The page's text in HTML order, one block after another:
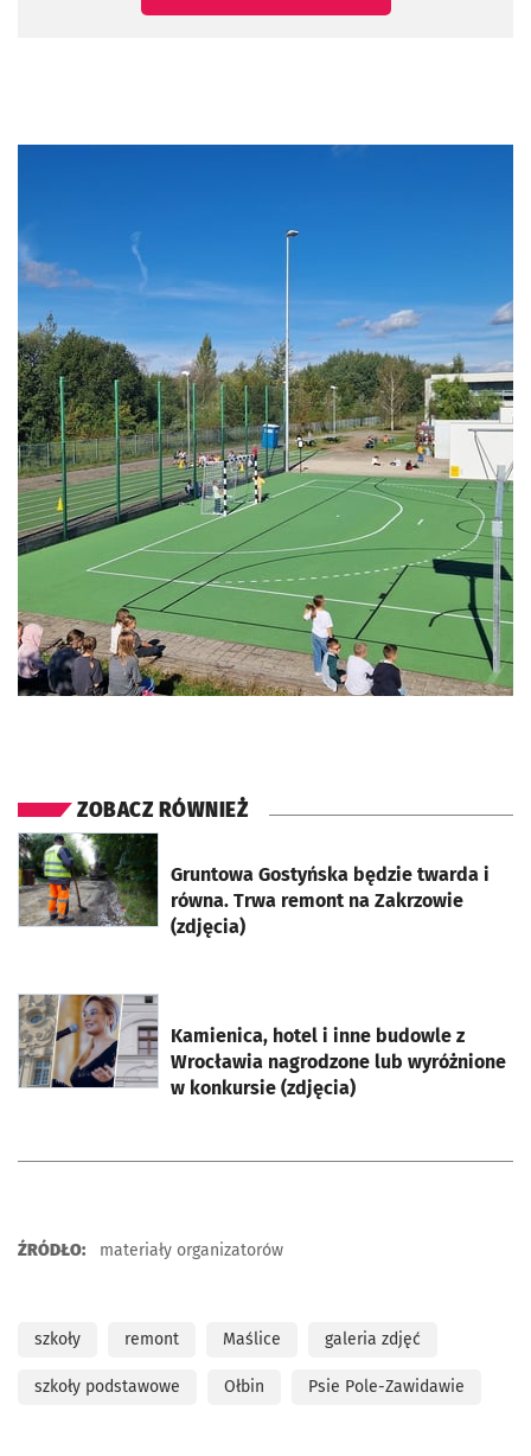
ZOBACZ RÓWNIEŻ
Gruntowa Gostyńska będzie twarda i
równa. Trwa remont na Zakrzowie
(zdjęcia)
otworzy się w nowej karcie
Kamienica, hotel i inne budowle z
Wrocławia nagrodzone lub wyróżnione
w konkursie (zdjęcia)
otworzy się w nowej karcie
ŹRÓDŁO: materiały organizatorów
szkoły remont Maślice galeria zdjęć
szkoły podstawowe Ołbin Psie Pole-Zawidawie